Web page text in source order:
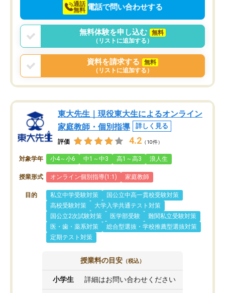
通話
無料 電話で問い合わせする
無料体験を申し込む
無料
（リストに追加する）
資料を請求する
無料
（リストに追加する）
東大先生｜現役東大生によるオンライン
家庭教師・個別指導
詳しく見る
評価 4.2 （10件）
対象学年 小4～小6 中1～中3 高1～高3 浪人生
授業形式 オンライン個別指導(1:1) 家庭教師
目的 私立中学受験対策
国公立中高一貫校受験対策
高校受験対策
大学入学共通テスト対策
国公立2次試験対策
医学部受験
難関私立受験対策
医・歯・薬系対策
総合型選抜・学校推薦型選抜対策
定期テスト対策
授業料の目安 （税込）
小学生 詳細はお問い合わせください